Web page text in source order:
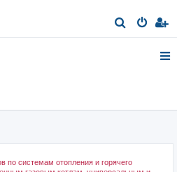
о
по системам отопления и горячего